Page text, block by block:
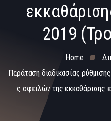
2019
Home
Παράταση διαδικασίας
ς οφειλών της εκκαθάρισης